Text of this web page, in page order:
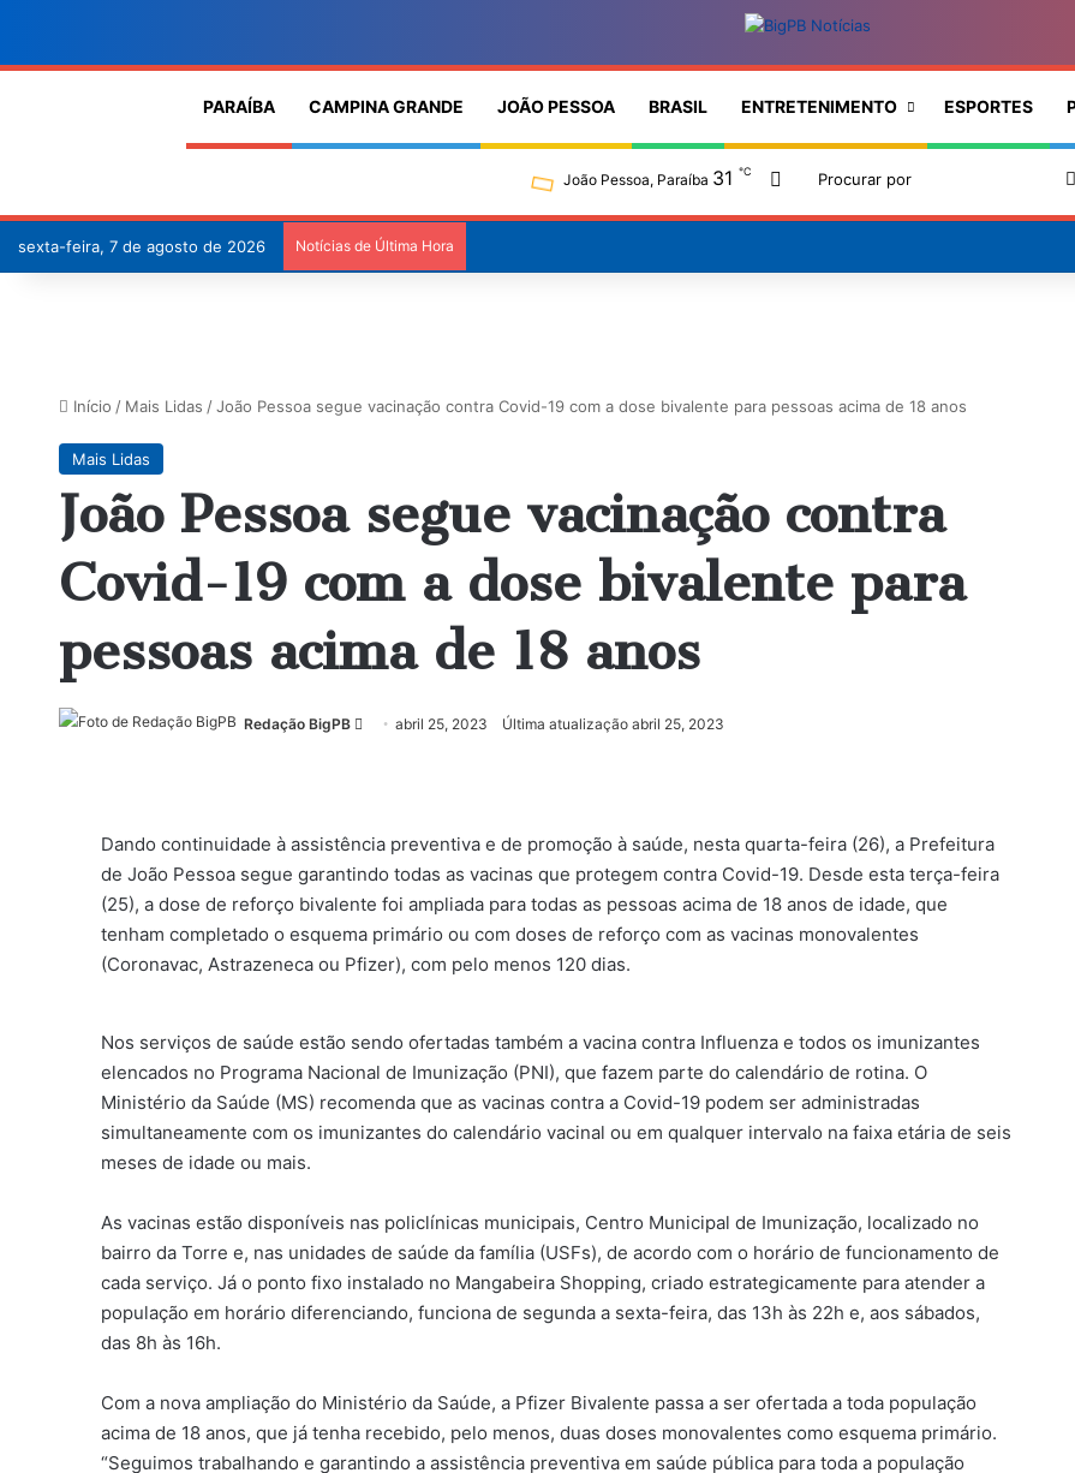
PARAÍBA CAMPINA GRANDE JOÃO PESSOA BRASIL ENTRETENIMENTO ESPORTES
João Pessoa, Paraíba 31 ℃ Switch skin
sexta-feira, 7 de agosto de 2026 Notícias de Última Hora
Início / Mais Lidas / João Pessoa segue vacinação contra Covid-19 com a dose bivalente para pessoas acima de 18 anos
Mais Lidas
João Pessoa segue vacinação contra
Covid-19 com a dose bivalente para
pessoas acima de 18 anos
Redação BigPB Mandeabril 25, 2023 Última atualização abril 25, 2023
Dando continuidade à assistência preventiva e de promoção à saúde, nesta quarta-feira (26), a Prefeitura
de João Pessoa segue garantindo todas as vacinas que protegem contra Covid-19. Desde esta terça-feira
(25), a dose de reforço bivalente foi ampliada para todas as pessoas acima de 18 anos de idade, que
tenham completado o esquema primário ou com doses de reforço com as vacinas monovalentes
(Coronavac, Astrazeneca ou Pfizer), com pelo menos 120 dias.
Nos serviços de saúde estão sendo ofertadas também a vacina contra Influenza e todos os imunizantes
elencados no Programa Nacional de Imunização (PNI), que fazem parte do calendário de rotina. O
Ministério da Saúde (MS) recomenda que as vacinas contra a Covid-19 podem ser administradas
simultaneamente com os imunizantes do calendário vacinal ou em qualquer intervalo na faixa etária de seis
meses de idade ou mais.
As vacinas estão disponíveis nas policlínicas municipais, Centro Municipal de Imunização, localizado no
bairro da Torre e, nas unidades de saúde da família (USFs), de acordo com o horário de funcionamento de
cada serviço. Já o ponto fixo instalado no Mangabeira Shopping, criado estrategicamente para atender a
população em horário diferenciando, funciona de segunda a sexta-feira, das 13h às 22h e, aos sábados,
das 8h às 16h.
Com a nova ampliação do Ministério da Saúde, a Pfizer Bivalente passa a ser ofertada a toda população
acima de 18 anos, que já tenha recebido, pelo menos, duas doses monovalentes como esquema primário.
“Seguimos trabalhando e garantindo a assistência preventiva em saúde pública para toda a população